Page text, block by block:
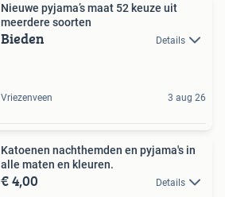
Nieuwe pyjama’s maat 52 keuze uit
meerdere soorten
Bieden Details
Vriezenveen 3 aug 26
Katoenen nachthemden en pyjama's in
alle maten en kleuren.
€ 4,00 Details